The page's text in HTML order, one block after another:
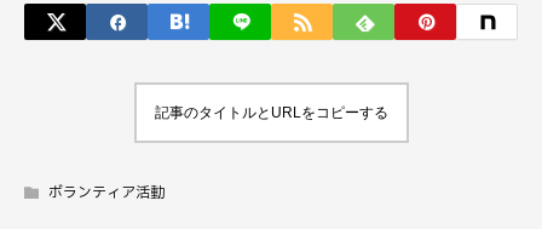
記事のタイトルとURLをコピーする
ボランティア活動